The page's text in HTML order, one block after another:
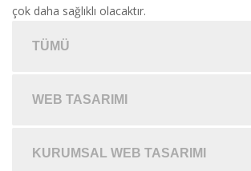
çok daha sağlıklı olacaktır.
TÜMÜ
WEB TASARIMI
KURUMSAL WEB TASARIMI